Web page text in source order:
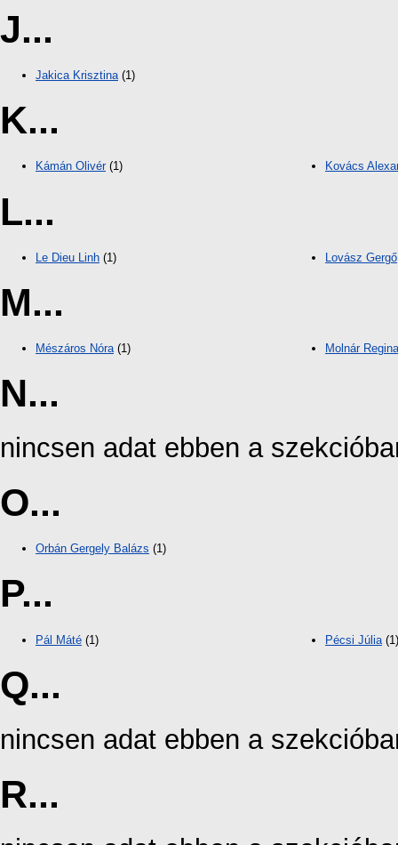
J...
Jakica Krisztina(1)
K...
Kámán Olivér(1) Kovács
L...
Le Dieu Linh (1) Lovász Gergő
M...
Mészáros Nóra (1) Molnár
N...
nincsen adat ebben a
O...
Orbán Gergely Balázs (1)
P...
Pál Máté (1) Pécsi Júlia (1)
Q...
nincsen adat ebben a
R...